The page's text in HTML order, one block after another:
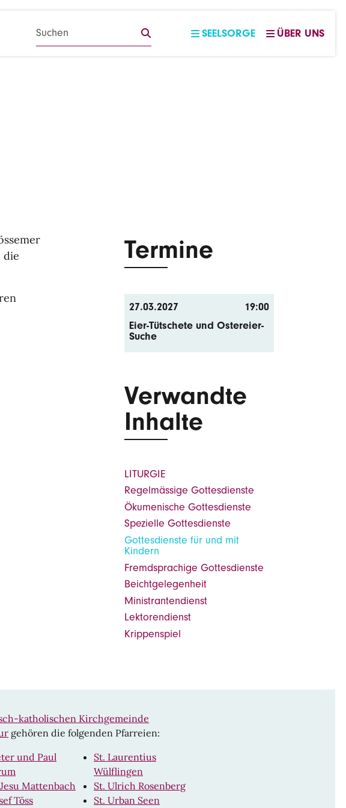
SUCHBEGRIFF SUCHESEELSORGE ÜBER UNS
die
Termine
27.03.2027
19:00
Eier-Tütschete und Ostereier-
Suche
Verwandte
Inhalte
LITURGIE
Regelmässige Gottesdienste
Ökumenische Gottesdienste
Spezielle Gottesdienste
Gottesdienste für und mit
Kindern
Fremdsprachige Gottesdienste
Beichtgelegenheit
Ministrantendienst
Lektorendienst
Krippenspiel
katholischen Kirchgemeinde
gehören die folgenden Pfarreien:
und Paul
Mattenbach
Töss
St. Laurentius
Wülflingen
St. Ulrich Rosenberg
St. Urban Seen